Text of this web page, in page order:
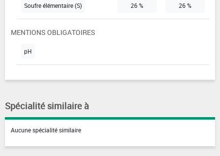
Soufre élémentaire (S) 26 % 26 %
MENTIONS OBLIGATOIRES
pH
Spécialité similaire à
Aucune spécialité similaire